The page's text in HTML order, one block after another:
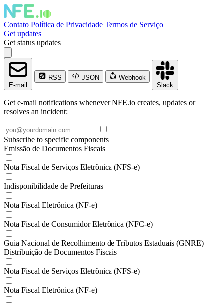
Contato Política de Privacidade Termos de Serviço
Get updates
Get status updates
E-mail
RSS JSON
Webhook
Slack
Get e-mail notifications whenever NFE.io creates, updates or
resolves an incident:
Subscribe to specific components
Emissão de Documentos Fiscais
Nota Fiscal de Serviços Eletrônica (NFS-e)
Indisponibilidade de Prefeituras
Nota Fiscal Eletrônica (NF-e)
Nota Fiscal de Consumidor Eletrônica (NFC-e)
Guia Nacional de Recolhimento de Tributos Estaduais (GNRE)
Distribuição de Documentos Fiscais
Nota Fiscal de Serviços Eletrônica (NFS-e)
Nota Fiscal Eletrônica (NF-e)